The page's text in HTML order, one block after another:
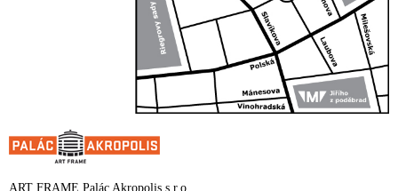
ART FRAME Palác Akropolis s.r.o.